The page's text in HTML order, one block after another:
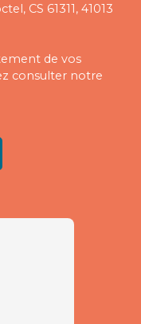
CS 61311, 41013
de vos
consulter notre